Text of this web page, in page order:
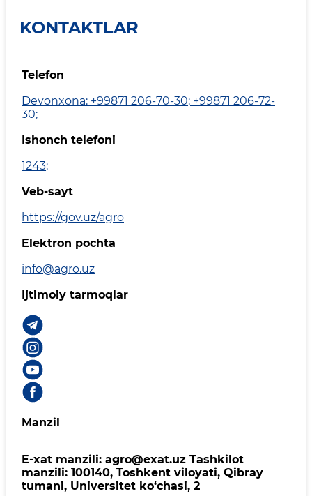
KONTAKTLAR
Telefon
Devonxona: +99871 206-70-30; +99871 206-72-
30;
Ishonch telefoni
1243;
Veb-sayt
https://gov.uz/agro
Elektron pochta
info@agro.uz
Ijtimoiy tarmoqlar
Manzil
E-xat manzili: agro@exat.uz Tashkilot
manzili: 100140, Toshkent viloyati, Qibray
tumani, Universitet ko‘chasi, 2